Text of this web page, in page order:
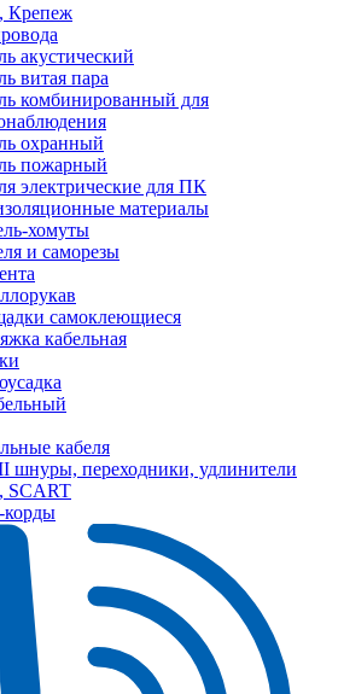
Крепеж
акустический
витая пара
комбинированный для
охранный
пожарный
электрические для ПК
материалы
хомуты
и саморезы
самоклеющиеся
кабельная
кабеля
шнуры, переходники, удлинители
SCART
корды